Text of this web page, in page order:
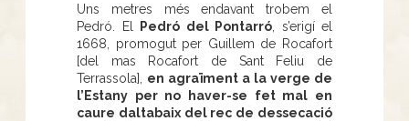
Uns metres més endavant trobem el
Pedró. El
Pedró del Pontarró , s’erigí el
1668, promogut per Guillem de Rocafort
[del mas Rocafort de Sant Feliu de
Terrassola], en agraïment a la verge de
l’Estany per no haver-se fet mal en
caure daltabaix del rec de dessecació